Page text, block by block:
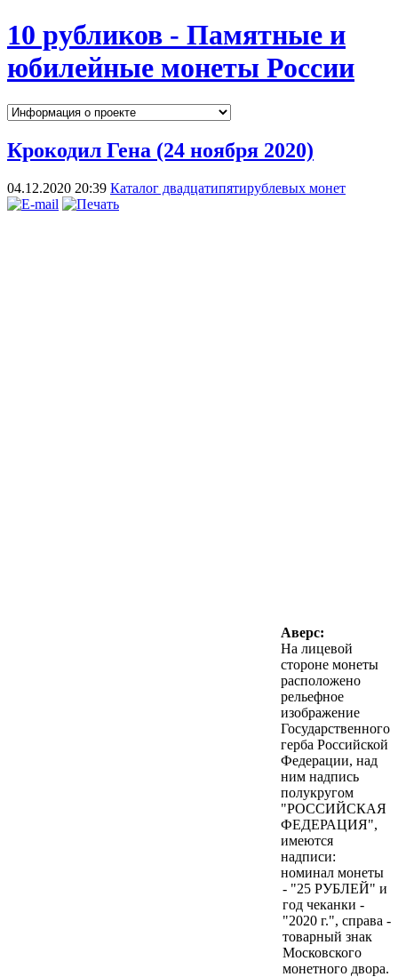
10 рубликов - Памятные и
юбилейные монеты России
Крокодил Гена (24 ноября 2020)
04.12.2020 20:39 Каталог двадцатипятирублевых монет
Аверс:
На лицевой
стороне монеты
расположено
рельефное
изображение
Государственного
герба Российской
Федерации, над
ним надпись
полукругом
"РОССИЙСКАЯ
ФЕДЕРАЦИЯ",
имеются
надписи:
номинал монеты
- "25 РУБЛЕЙ" и
год чеканки -
"2020 г.", справа -
товарный знак
Московского
монетного двора.